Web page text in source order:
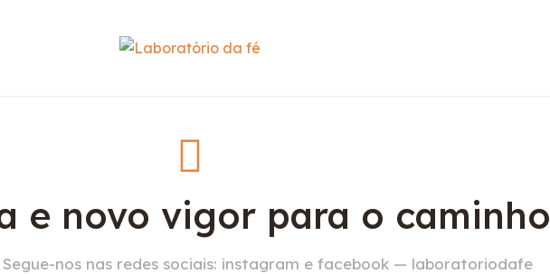
e novo vigor para o caminho
nos nas redes sociais: instagram e facebook — laboratoriodafe